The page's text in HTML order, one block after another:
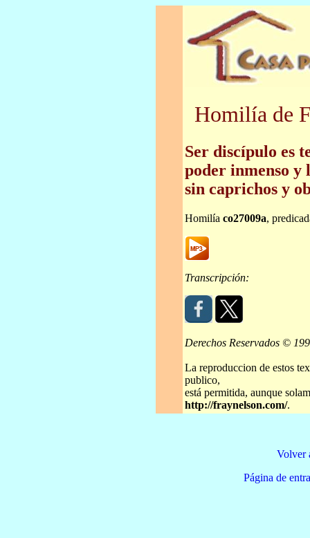
Homilía de
Ser discípulo es
poder inmenso y
sin caprichos y
Homilía co27009a,
Transcripción:
Derechos Reservados ©
La reproduccion de estos
publico,
está permitida, aunque
http://fraynelson.com/.
Volver
Página de